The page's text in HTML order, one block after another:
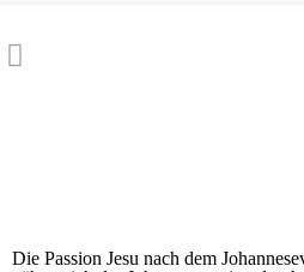
Die Passion Jesu nach dem